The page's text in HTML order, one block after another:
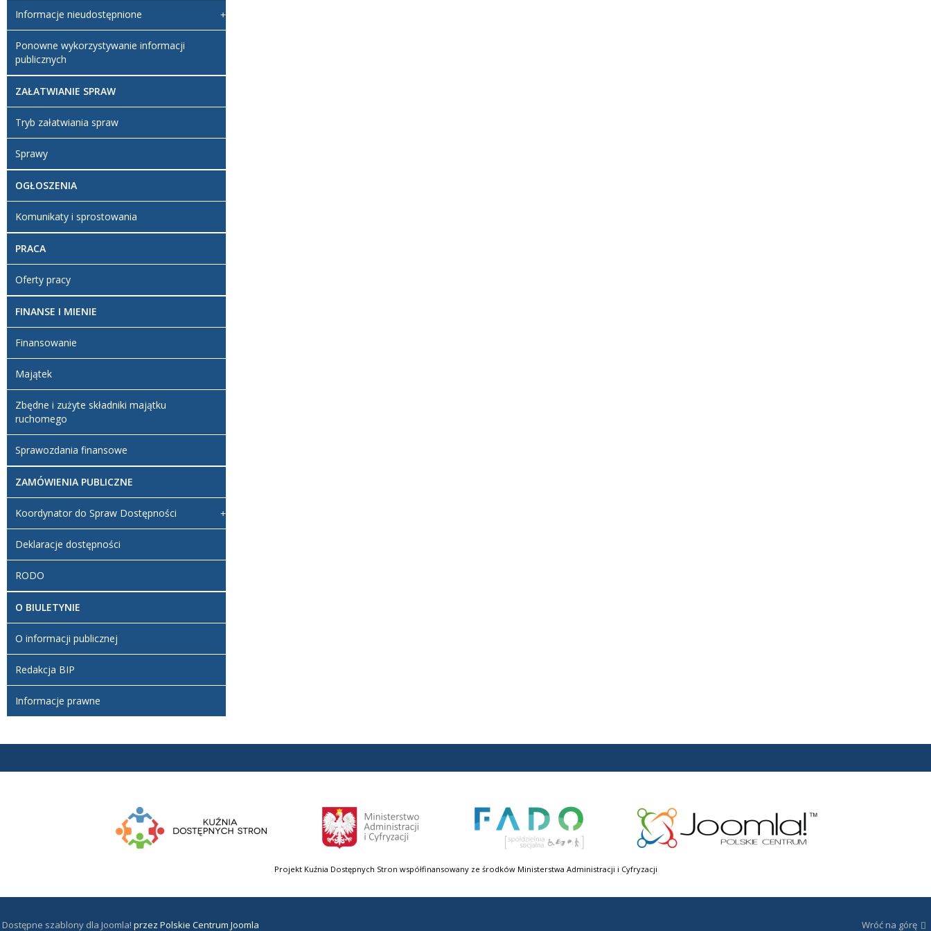
Informacje nieudostępnione
Ponowne wykorzystywanie informacji
publicznych
ZAŁATWIANIE SPRAW
Tryb załatwiania spraw
Sprawy
OGŁOSZENIA
Komunikaty i sprostowania
PRACA
Oferty pracy
FINANSE I MIENIE
Finansowanie
Majątek
Zbędne i zużyte składniki majątku
ruchomego
Sprawozdania finansowe
ZAMÓWIENIA PUBLICZNE
Koordynator do Spraw Dostępności
Deklaracje dostępności
RODO
O BIULETYNIE
O informacji publicznej
Redakcja BIP
Informacje prawne
Projekt Kuźnia Dostępnych Stron współfinansowany ze środków Ministerstwa Administracji i Cyfryzacji
Dostępne szablony dla Joomla! przez Polskie Centrum Joomla Wróć na górę